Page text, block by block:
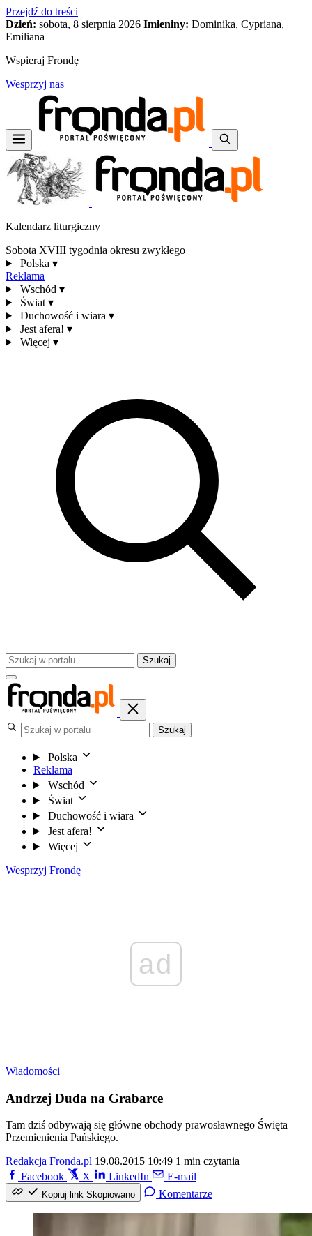
Przejdź do treści
Dzień: sobota, 8 sierpnia 2026 Imieniny: Dominika, Cypriana,
Emiliana
Wspieraj Frondę
Wesprzyj nas
Kalendarz liturgiczny
Sobota XVIII tygodnia okresu zwykłego
Polska ▾
Reklama
Wschód ▾
Świat ▾
Duchowość i wiara ▾
Jest afera! ▾
Więcej ▾
Szukaj
Szukaj
Polska
Reklama
Wschód
Świat
Duchowość i wiara
Jest afera!
Więcej
Wesprzyj Frondę
ad
Wiadomości
Andrzej Duda na Grabarce
Tam dziś odbywają się główne obchody prawosławnego Święta
Przemienienia Pańskiego.
Redakcja Fronda.pl 19.08.2015 10:49 1 min czytania
Facebook
X LinkedIn E-mail
Kopiuj link Skopiowano Komentarze